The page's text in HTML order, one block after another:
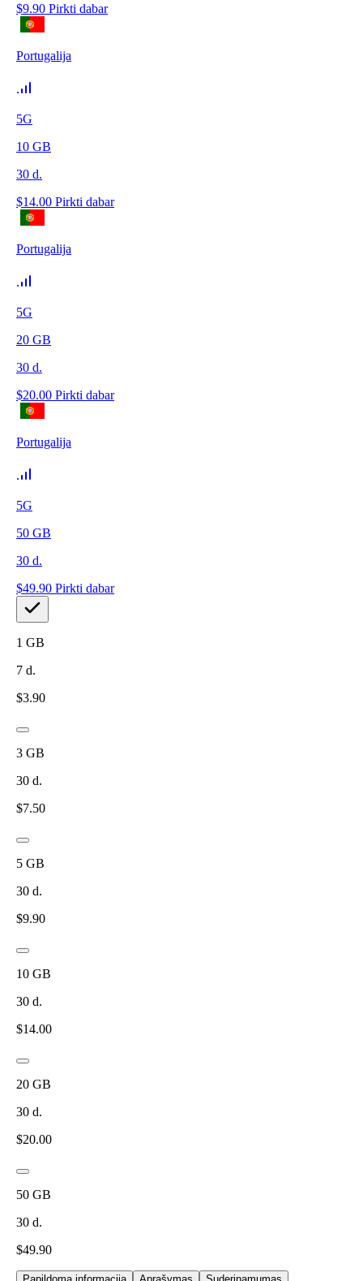
$9.90 Pirkti dabar
Portugalija
5G
10 GB
30 d.
$14.00 Pirkti dabar
Portugalija
5G
20 GB
30 d.
$20.00 Pirkti dabar
Portugalija
5G
50 GB
30 d.
$49.90 Pirkti dabar
1 GB
7 d.
$3.90
3 GB
30 d.
$7.50
5 GB
30 d.
$9.90
10 GB
30 d.
$14.00
20 GB
30 d.
$20.00
50 GB
30 d.
$49.90